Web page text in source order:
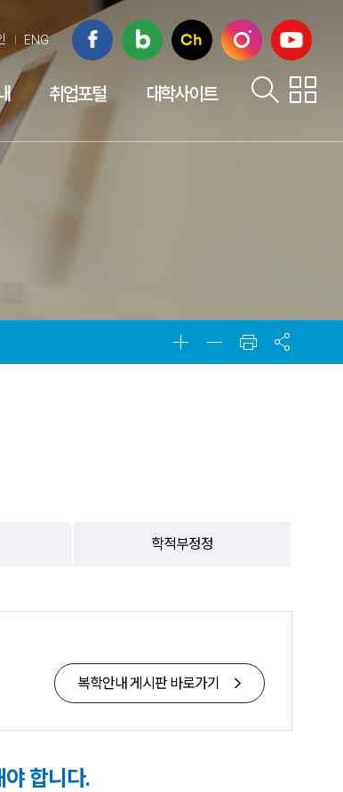
취업포털 대학사이트
ENG facebooknaver blogkakaoChannel
instagramyoutube
학적부정정
복학안내 게시판 바로가기
합니다.